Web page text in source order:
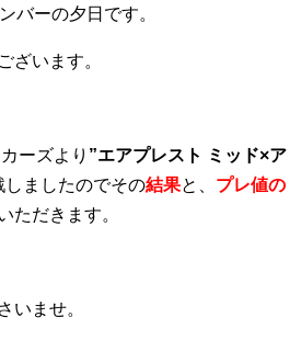
バーの夕日です。
ざいます。
ーズより ”エアプレスト ミッド×ア
しましたのでその結果と、 プレ値の
ただきます。
いませ。